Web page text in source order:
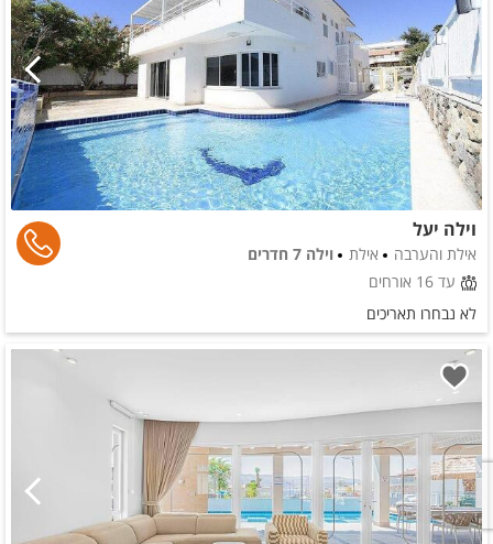
וילה יעל
אילת והערבה אילת
וילה 7 חדרים
עד 16 אורחים
לא נבחרו תאריכים